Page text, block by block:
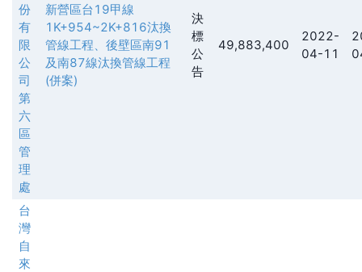
份
有
限
公
司
第
六
區
管
理
處
新營區台19甲線
1K+954~2K+816汰換
管線工程、後壁區南91
及南87線汰換管線工程
(併案)
決
標
公
告
49,883,400
2022-
04-11
台
灣
自
來